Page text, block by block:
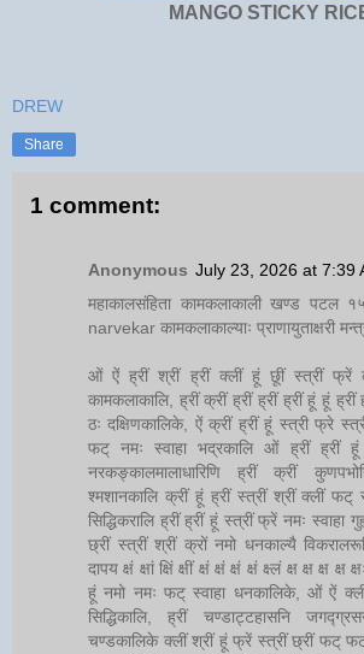
MANGO STICKY
DREW
Share
1 comment:
Anonymous July 23, 2026 at 7:39
महाकालसंहिता कामकलाकाली खण्ड
narvekar कामकलाकाल्याः प्राणायुताक्षरी
ओं ऐं ह्रीं श्रीं ह्रीं क्लीं हूं छूीं स्त्रीं फ्रें
कामकलाकालि, ह्रीं क्रीं ह्रीं ह्रीं ह्रीं हूं हूं ह्रीं
ठः दक्षिणकालिके, ऐं क्रीं ह्रीं हूं स्त्री फ्रे
फट् नमः स्वाहा भद्रकालि ओं ह्रीं ह्रीं हूं
नरकङ्कालमालाधारिणि ह्रीं क्रीं
श्मशानकालि क्रीं हूं ह्रीं स्त्रीं श्रीं क्लीं
सिद्धिकरालि ह्रीं ह्रीं हूं स्त्रीं फ्रें नमः
छ्रीं स्त्रीं श्रीं क्रों नमो धनकाल्यै
दापय क्षं क्षां क्षिं क्षीं क्षं क्षं क्षं क्षं क्ष्लं क्ष क्ष क्ष
हूं नमो नमः फट् स्वाहा धनकालिके, ओं ऐं क्लीं
सिद्धिकालि, ह्रीं चण्डाट्टहासनि
चण्डकालिके क्लीं श्रीं हूं फ्रें स्त्रीं छ्रीं फट्